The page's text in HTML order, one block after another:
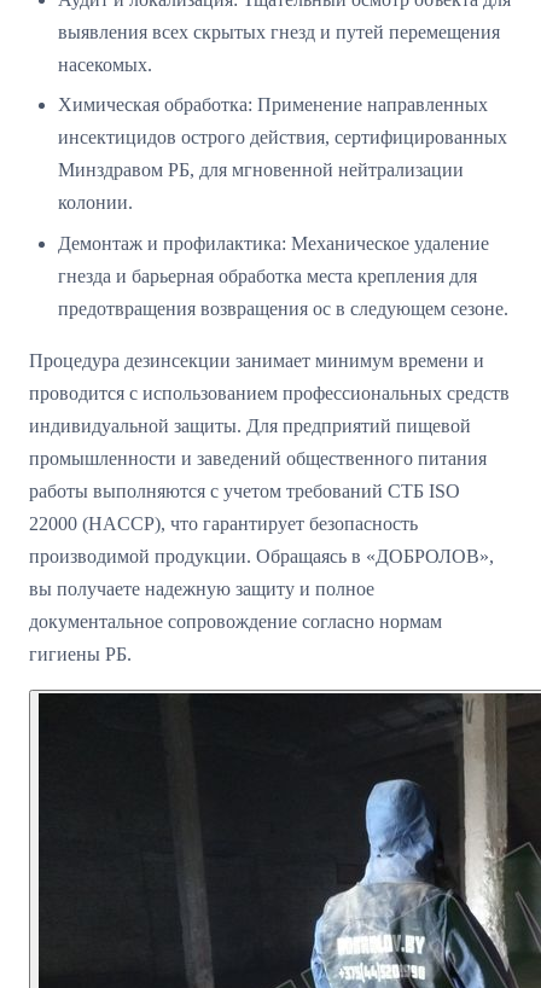
выявления всех скрытых гнезд и путей перемещения
насекомых.
Химическая обработка: Применение направленных
инсектицидов острого действия, сертифицированных
Минздравом РБ, для мгновенной нейтрализации
колонии.
Демонтаж и профилактика: Механическое удаление
гнезда и барьерная обработка места крепления для
предотвращения возвращения ос в следующем сезоне.
Процедура дезинсекции занимает минимум времени и
проводится с использованием профессиональных средств
индивидуальной защиты. Для предприятий пищевой
промышленности и заведений общественного питания
работы выполняются с учетом требований СТБ ISO
22000 (HACCP), что гарантирует безопасность
производимой продукции. Обращаясь в «ДОБРОЛОВ»,
вы получаете надежную защиту и полное
документальное сопровождение согласно нормам
гигиены РБ.